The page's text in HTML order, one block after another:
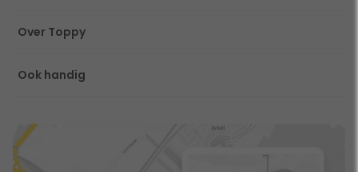
Over Toppy
Ook handig